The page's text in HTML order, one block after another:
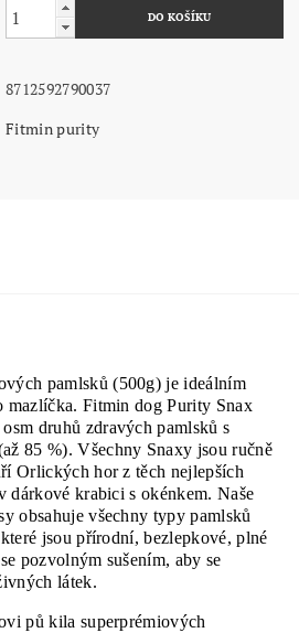
8712592790037
Fitmin purity
pamlsků (500g) je ideálním
mazlíčka. Fitmin dog Purity Snax
druhů zdravých pamlsků s
85 %). Všechny Snaxy jsou ručně
Orlických hor z těch nejlepších
dárkové krabici s okénkem. Naše
obsahuje všechny typy pamlsků
jsou přírodní, bezlepkové, plné
pozvolným sušením, aby se
látek.
pů kila superprémiových